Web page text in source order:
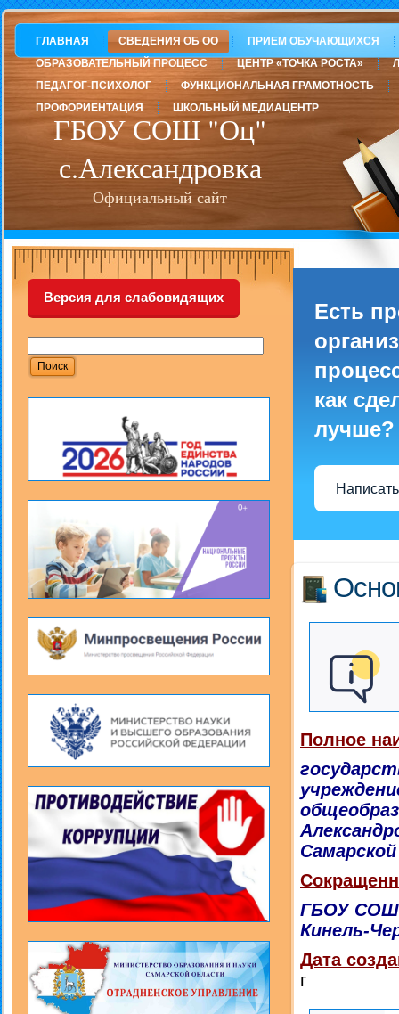
ГБОУ СОШ "Оц"
с.Александровка
Официальный сайт
ГЛАВНАЯ СВЕДЕНИЯ ОБ ОО
ПРИЕМ ОБУЧАЮЩИХСЯ
ОБРАЗОВАТЕЛЬНЫЙ ПРОЦЕСС
ЦЕНТР «ТОЧКА РОСТА»
ПЕДАГОГ-ПСИХОЛОГ
ФУНКЦИОНАЛЬНАЯ ГРАМОТНОСТЬ
ПРОФОРИЕНТАЦИЯ
ШКОЛЬНЫЙ МЕДИАЦЕНТР
Версия для слабовидящих
Есть
как
лучше?
Полное
ГБОУ СОШ
Кинель-
Дата
г